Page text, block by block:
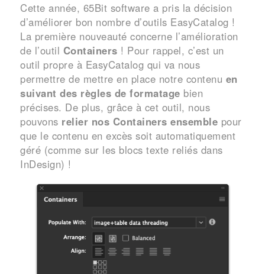
Cette année, 65Bit software a pris la décision
d’améliorer bon nombre d’outils EasyCatalog !
La première nouveauté concerne l’amélioration
de l’outil Containers ! Pour rappel, c’est un
outil propre à EasyCatalog qui va nous
permettre de mettre en place notre contenu en
suivant des règles de formatage bien
précises. De plus, grâce à cet outil, nous
pouvons relier nos Containers ensemble pour
que le contenu en excès soit automatiquement
géré (comme sur les blocs texte reliés dans
InDesign) !